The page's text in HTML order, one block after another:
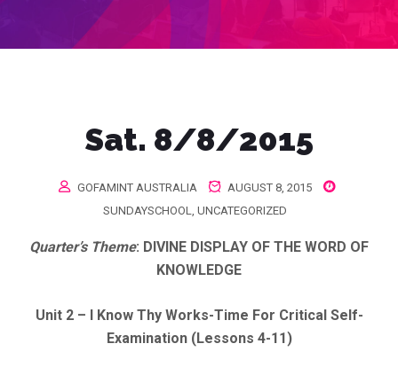
Sat. 8/8/2015
GOFAMINT AUSTRALIA
AUGUST 8, 2015
SUNDAYSCHOOL, UNCATEGORIZED
Quarter’s Theme: DIVINE DISPLAY OF THE WORD OF
KNOWLEDGE
Unit 2 – I Know Thy Works-Time For Critical Self-
Examination (Lessons 4-11)